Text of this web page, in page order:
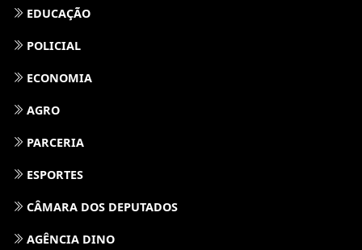
MUNDO
ENTRETENIMENTO
TECNOLOGIA
EDUCAÇÃO
POLICIAL
ECONOMIA
AGRO
PARCERIA